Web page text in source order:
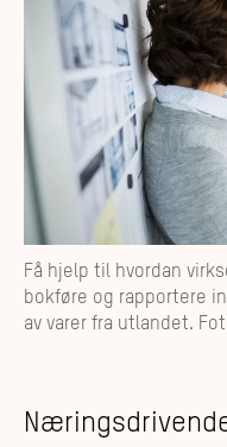
Få hjelp til hvordan
bokføre og rapportere
av varer fra utlandet.